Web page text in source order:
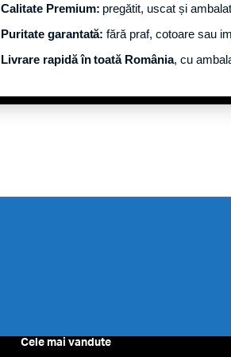
Calitate Premium: pregătit, uscat și
Puritate garantată: fără praf, cotoare sau
Livrare rapidă în toată România, cu
Cele mai vandute